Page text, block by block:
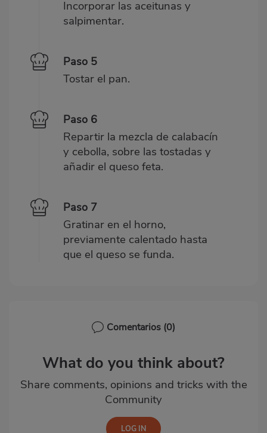
Incorporar las aceitunas y
salpimentar.
Paso 5
Tostar el pan.
Paso 6
Repartir la mezcla de calabacín
y cebolla, sobre las tostadas y
añadir el queso feta.
Paso 7
Gratinar en el horno,
previamente calentado hasta
que el queso se funda.
Comentarios (0)
What do you think about?
Share comments, opinions and tricks with the
Community